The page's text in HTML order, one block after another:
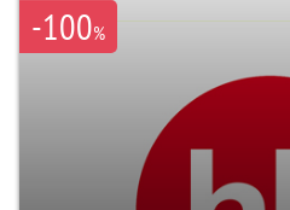
-100%